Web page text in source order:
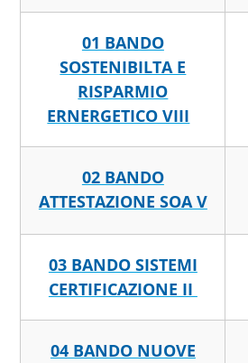
01 BANDO
SOSTENIBILTA E
RISPARMIO
ERNERGETICO VIII
02 BANDO
ATTESTAZIONE SOA V
03 BANDO SISTEMI
CERTIFICAZIONE II
04 BANDO NUOVE